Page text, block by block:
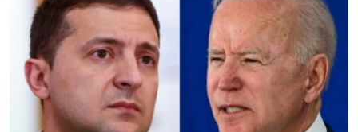
СПЕЦПРОЕКТИ
ДЕПОРТАЦІЯ
ВІДЕОУРОКИ «ELIFBE»
СВІДЧЕННЯ ОКУПАЦІЇ
УКРАЇНСЬКА ПРОБЛЕМА КРИМУ
ЯК ОБІЙТИ БЛОКУВАННЯ
Русский
Qırımtatar